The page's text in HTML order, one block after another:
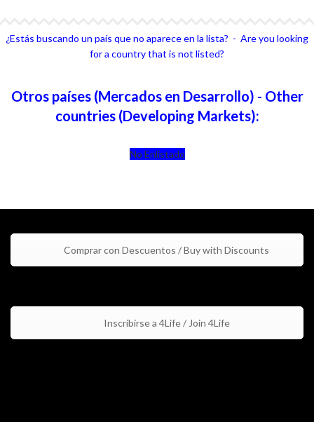
¿Estás buscando un país que no aparece en la lista? - Are you looking
for a country that is not listed?
Otros países (Mercados en Desarrollo) - Other
countries (Developing Markets):
No Enlistado
Comprar con Descuentos / Buy with Discounts
Inscribirse a 4Life / Join 4Life